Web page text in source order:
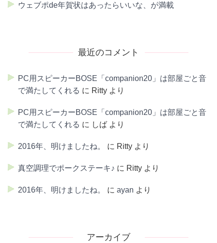
ウェブポde年賀状はあったらいいな、が満載
最近のコメント
PC用スピーカーBOSE「companion20」は部屋ごと音
で満たしてくれる に Ritty より
PC用スピーカーBOSE「companion20」は部屋ごと音
で満たしてくれる に しば より
2016年、明けましたね。 に Ritty より
真空調理でポークステーキ♪ に Ritty より
2016年、明けましたね。 に ayan より
アーカイブ